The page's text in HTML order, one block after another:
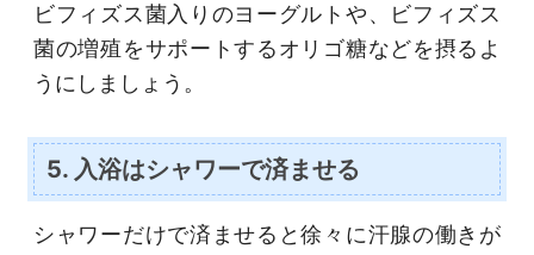
ビフィズス菌入りのヨーグルトや、ビフィズス
菌の増殖をサポートするオリゴ糖などを摂るよ
うにしましょう。
5. 入浴はシャワーで済ませる
シャワーだけで済ませると徐々に汗腺の働きが